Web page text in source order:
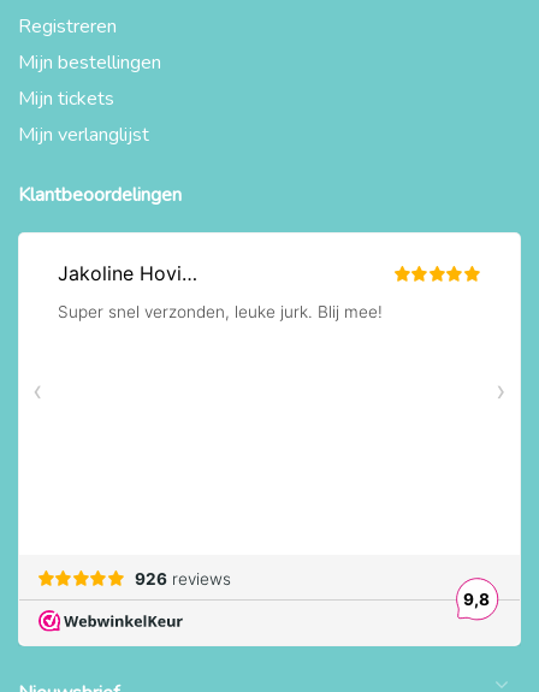
Registreren
Mijn bestellingen
Mijn tickets
Mijn verlanglijst
Klantbeoordelingen